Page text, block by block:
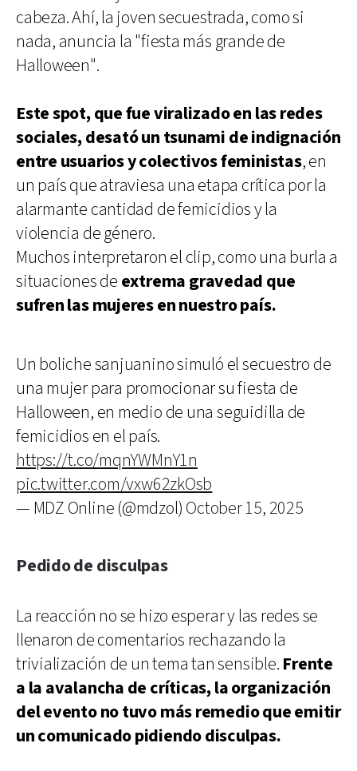
cabeza. Ahí, la joven secuestrada, como si
nada, anuncia la "fiesta más grande de
Halloween".
Este spot, que fue viralizado en las redes
sociales, desató un tsunami de indignación
entre usuarios y colectivos feministas, en
un país que atraviesa una etapa crítica por la
alarmante cantidad de femicidios y la
violencia de género.
Muchos interpretaron el clip, como una burla a
situaciones de extrema gravedad que
sufren las mujeres en nuestro país.
Un boliche sanjuanino simuló el secuestro de
una mujer para promocionar su fiesta de
Halloween, en medio de una seguidilla de
femicidios en el país.
https://t.co/mqnYWMnY1n
pic.twitter.com/vxw62zkOsb
— MDZ Online (@mdzol) October 15, 2025
Pedido de disculpas
La reacción no se hizo esperar y las redes se
llenaron de comentarios rechazando la
trivialización de un tema tan sensible. Frente
a la avalancha de críticas, la organización
del evento no tuvo más remedio que emitir
un comunicado pidiendo disculpas.